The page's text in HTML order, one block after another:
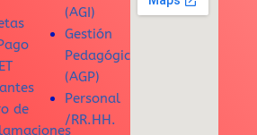
de
(AGI)
Gestión
Pedagógica
(AGP)
Personal
/RR.HH.